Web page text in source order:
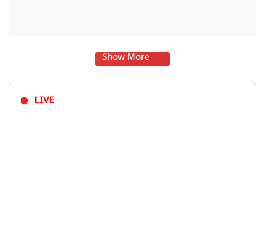
Show More
LIVE